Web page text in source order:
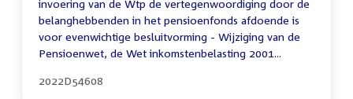
invoering van de Wtp de vertegenwoordiging door de
belanghebbenden in het pensioenfonds afdoende is
voor evenwichtige besluitvorming - Wijziging van de
Pensioenwet, de Wet inkomstenbelasting 2001...
2022D54608